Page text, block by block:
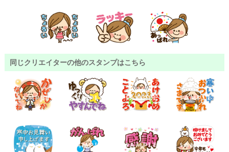
同じクリエイターの他のスタンプはこちら